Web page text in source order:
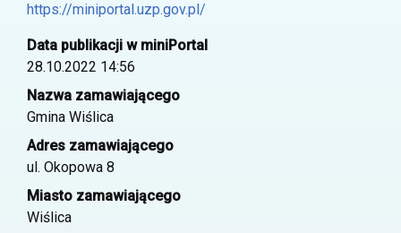
https://miniportal.uzp.gov.pl/
Data publikacji w miniPortal
28.10.2022 14:56
Nazwa zamawiającego
Gmina Wiślica
Adres zamawiającego
ul. Okopowa 8
Miasto zamawiającego
Wiślica